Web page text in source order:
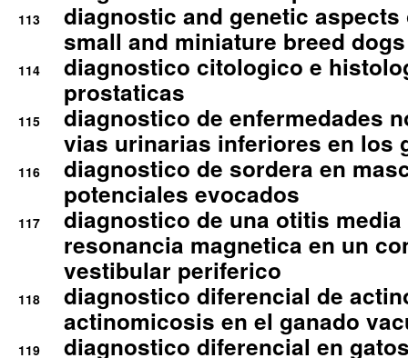
113
diagnostic and genetic
small and miniature breed
114
diagnostico citologico e
prostaticas
115
diagnostico de enfermedades
vias urinarias inferiores en los
116
diagnostico de sordera en
potenciales evocados
117
diagnostico de una otitis
resonancia magnetica en un
vestibular periferico
118
diagnostico diferencial de
actinomicosis en el ganado
119
diagnostico diferencial en